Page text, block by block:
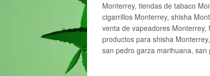
Monterrey, tiendas de tabaco
cigarrillos Monterrey, shisha
venta de vapeadores
productos para shisha
san pedro garza marihuana,